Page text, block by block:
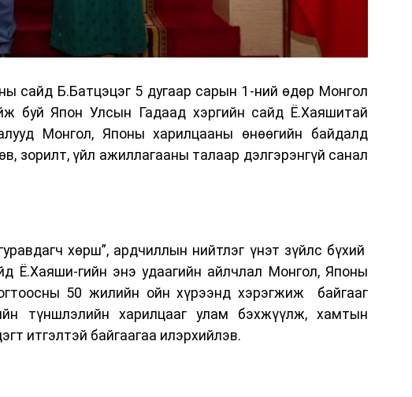
сайд Б.Батцэцэг 5 дугаар сарын 1-ний өдөр Монгол
буй Япон Улсын Гадаад хэргийн сайд Ё.Хаяшитай
Монгол, Японы харилцааны өнөөгийн байдалд
зорилт, үйл ажиллагааны талаар дэлгэрэнгүй санал
хөрш”, ардчиллын нийтлэг үнэт зүйлс бүхий
Ё.Хаяши-гийн энэ удаагийн айлчлал Монгол, Японы
50 жилийн ойн хүрээнд хэрэгжиж байгааг
түншлэлийн харилцааг улам бэхжүүлж, хамтын
итгэлтэй байгаагаа илэрхийлэв.